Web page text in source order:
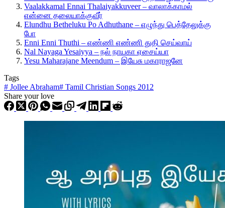
Vaalakkamal Ennai Thalaiyakkuveer – வாலாக்காமல்
என்னை தலையாக்குவீர்
Elundhu Betheluku Po Adhuthane – எழுந்து பெத்தேலுக்கு
போ
Enni Enni Thuthi – எண்ணி எண்ணி துதி செய்வாய்
Nal Nayaga Yesaiyya – நல் நாயகா ஏசைய்யா
Yesu Maharajane Meendum – இயேசு மகாராஜனே
Tags
# Jollee Abraham# Tamil Christian Songs 2012
Share your love